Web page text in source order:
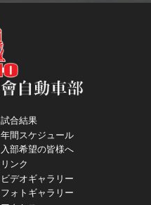
試合結果
年間スケジュール
入部希望の皆様へ
リンク
ビデオギャラリー
フォトギャラリー